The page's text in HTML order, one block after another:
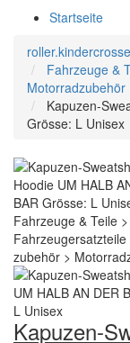
Startseite
Fahrzeuge &
Motorradzubehör
Kapuzen-
Grösse: L Unisex
Kapuzen-